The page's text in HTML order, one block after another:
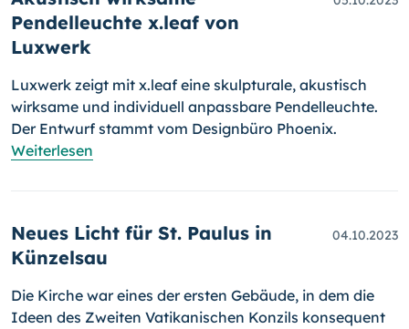
Pendelleuchte x.leaf von
Luxwerk
Luxwerk zeigt mit x.leaf eine skulpturale, akustisch
wirksame und individuell anpassbare Pendelleuchte.
Der Entwurf stammt vom Designbüro Phoenix.
Weiterlesen
Neues Licht für St. Paulus in
Künzelsau
04.10.2023
Die Kirche war eines der ersten Gebäude, in dem die
Ideen des Zweiten Vatikanischen Konzils konsequent